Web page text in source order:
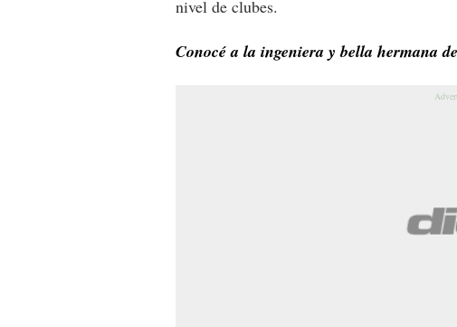
nivel de clubes.
Conocé a la ingeniera y bella hermana